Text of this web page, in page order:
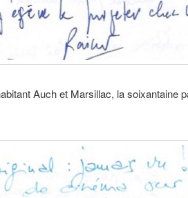
Auch et Marsillac, la soixantaine